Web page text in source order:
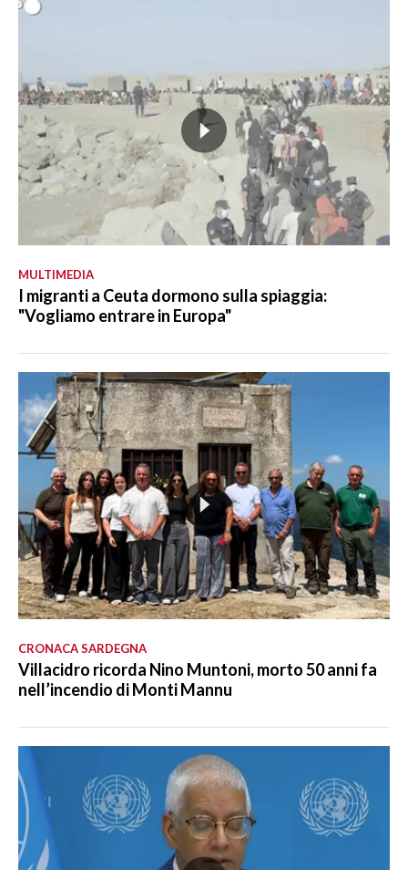
MULTIMEDIA
I migranti a Ceuta dormono sulla spiaggia:
"Vogliamo entrare in Europa"
CRONACA SARDEGNA
Villacidro ricorda Nino Muntoni, morto 50 anni fa
nell’incendio di Monti Mannu